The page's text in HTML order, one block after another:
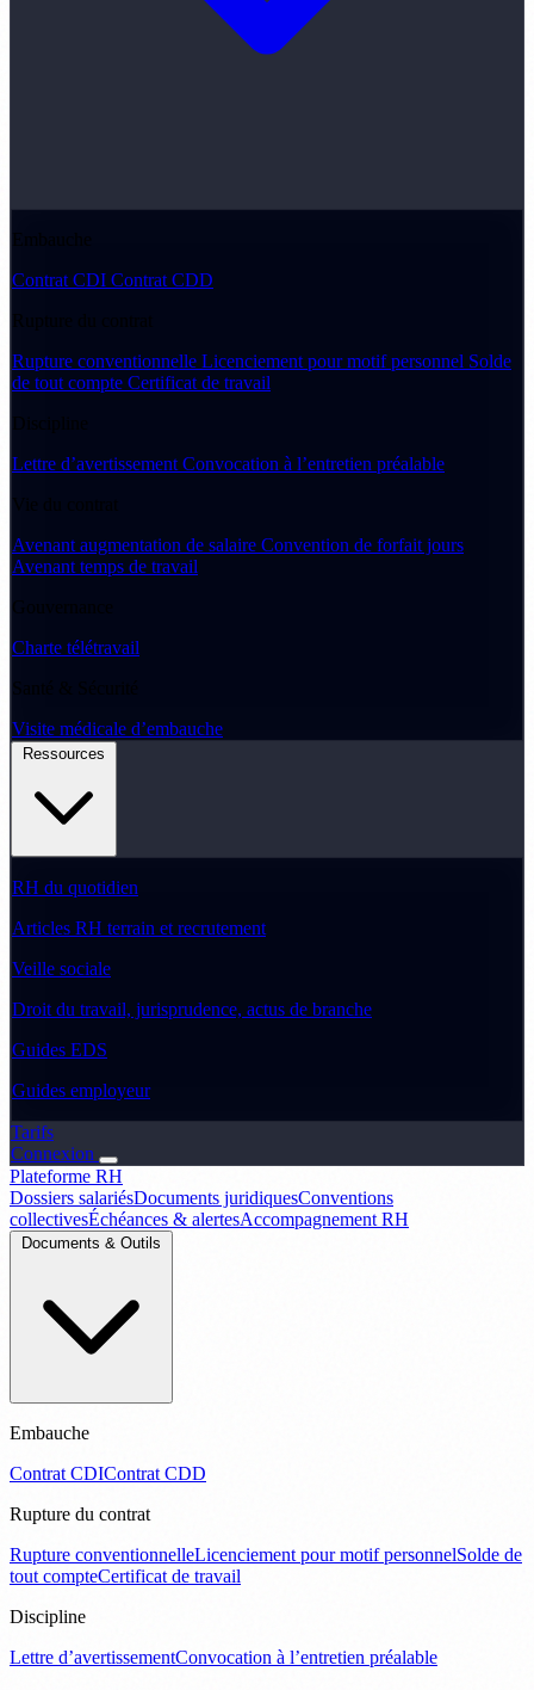
Embauche
Contrat CDI Contrat CDD
Rupture du contrat
Rupture conventionnelle Licenciement pour motif personnel Solde
de tout compte Certificat de travail
Discipline
Lettre d’avertissement Convocation à l’entretien préalable
Vie du contrat
Avenant augmentation de salaire Convention de forfait jours
Avenant temps de travail
Gouvernance
Charte télétravail
Santé & Sécurité
Visite médicale d’embauche
RH du quotidien
Articles RH terrain et recrutement
Veille sociale
Droit du travail, jurisprudence, actus de branche
Guides EDS
Guides employeur
Tarifs
Connexion
Plateforme RH
Dossiers salariésDocuments juridiquesConventions
collectivesÉchéances & alertesAccompagnement RH
Embauche
Contrat CDIContrat CDD
Rupture du contrat
Rupture conventionnelleLicenciement pour motif personnelSolde de
tout compteCertificat de travail
Discipline
Lettre d’avertissementConvocation à l’entretien préalable